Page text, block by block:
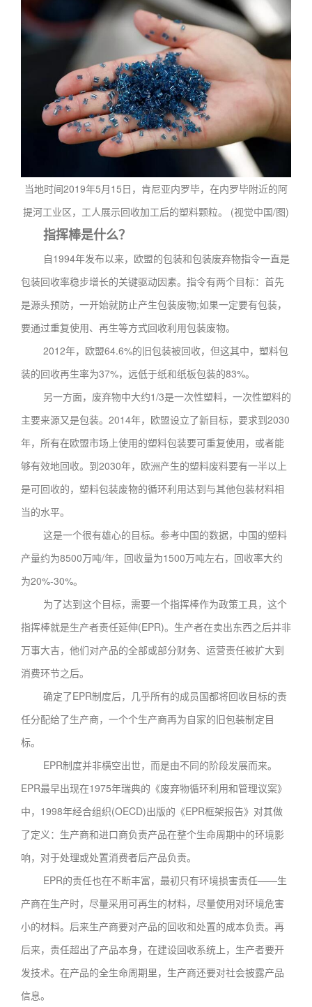
当地时间2019年5月15日，肯尼亚内罗毕，在内罗毕附近的阿
提河工业区，工人展示回收加工后的塑料颗粒。 (视觉中国/图)
指挥棒是什么？
自1994年发布以来，欧盟的包装和包装废弃物指令一直是
包装回收率稳步增长的关键驱动因素。指令有两个目标：首先
是源头预防，一开始就防止产生包装废物;如果一定要有包装，
要通过重复使用、再生等方式回收利用包装废物。
2012年，欧盟64.6%的旧包装被回收，但这其中，塑料包
装的回收再生率为37%，远低于纸和纸板包装的83%。
另一方面，废弃物中大约1/3是一次性塑料，一次性塑料的
主要来源又是包装。2014年，欧盟设立了新目标，要求到2030
年，所有在欧盟市场上使用的塑料包装要可重复使用，或者能
够有效地回收。到2030年，欧洲产生的塑料废料要有一半以上
是可回收的，塑料包装废物的循环利用达到与其他包装材料相
当的水平。
这是一个很有雄心的目标。参考中国的数据，中国的塑料
产量约为8500万吨/年，回收量为1500万吨左右，回收率大约
为20%-30%。
为了达到这个目标，需要一个指挥棒作为政策工具，这个
指挥棒就是生产者责任延伸(EPR)。生产者在卖出东西之后并非
万事大吉，他们对产品的全部或部分财务、运营责任被扩大到
消费环节之后。
确定了EPR制度后，几乎所有的成员国都将回收目标的责
任分配给了生产商，一个个生产商再为自家的旧包装制定目
标。
EPR制度并非横空出世，而是由不同的阶段发展而来。
EPR最早出现在1975年瑞典的《废弃物循环利用和管理议案》
中，1998年经合组织(OECD)出版的《EPR框架报告》对其做
了定义：生产商和进口商负责产品在整个生命周期中的环境影
响，对于处理或处置消费者后产品负责。
EPR的责任也在不断丰富，最初只有环境损害责任——生
产商在生产时，尽量采用可再生的材料，尽量使用对环境危害
小的材料。后来生产商要对产品的回收和处置的成本负责。再
后来，责任超出了产品本身，在建设回收系统上，生产者要开
发技术。在产品的全生命周期里，生产商还要对社会披露产品
信息。